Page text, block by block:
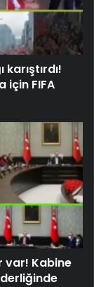
için FIFA
var! Kabine